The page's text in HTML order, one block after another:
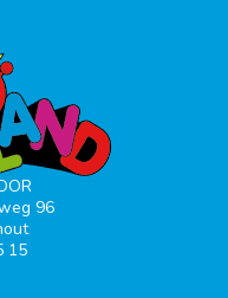
96
15